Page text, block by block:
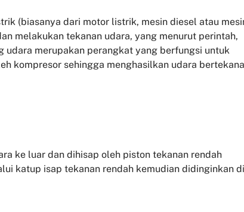
(biasanya dari motor listrik, mesin diesel atau
melakukan tekanan udara, yang menurut perintah,
udara merupakan perangkat yang berfungsi untuk
kompresor sehingga menghasilkan udara
ke luar dan dihisap oleh piston tekanan rendah
katup isap tekanan rendah kemudian didinginkan di